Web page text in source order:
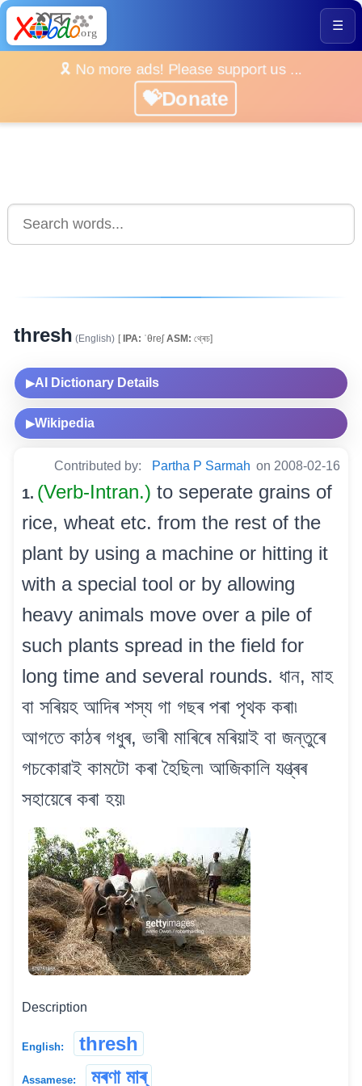
☰
🎗️ No more ads! Please support us ...
💝Donate
thresh (English) [IPA: ˈθreʃASM: থ্ৰেচ]
▶AI Dictionary Details
▶Wikipedia
Contributed by: Partha P Sarmah on 2008-02-16
1. (Verb-Intran.) to seperate grains of
rice, wheat etc. from the rest of the
plant by using a machine or hitting it
with a special tool or by allowing
heavy animals move over a pile of
such plants spread in the field for
long time and several rounds. ধান, মাহ
বা সৰিয়হ আদিৰ শস্য গা গছৰ পৰা পৃথক কৰা৷
আগতে কাঠৰ গধুৰ, ভাৰী মাৰিৰে মৰিয়াই বা জন্তুৰে
গচকোৱাই কামটো কৰা হৈছিল৷ আজিকালি যণ্ত্ৰৰ
সহায়েৰে কৰা হয়৷
Description
English: thresh
Assamese: মৰণা মাৰ্